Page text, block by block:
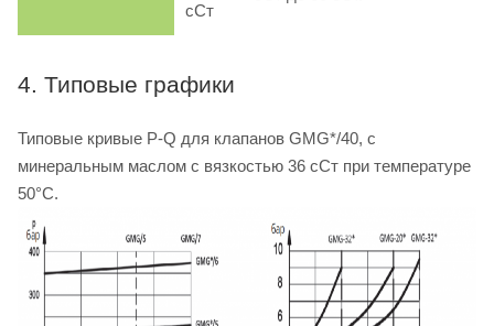
сСт
4. Типовые графики
Типовые кривые P-Q для клапанов GMG*/40, с
минеральным маслом с вязкостью 36 сСт при температуре
50°C.